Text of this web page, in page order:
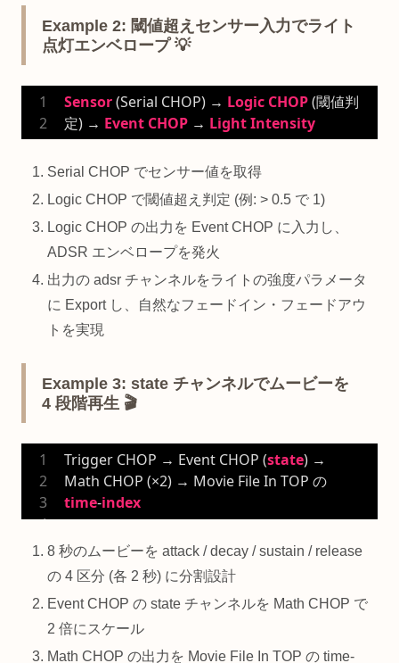
Example 2: 閾値超えセンサー入力でライト
点灯エンベロープ 💡
Sensor (Serial CHOP) → Logic CHOP (閾値判
定) → Event CHOP → LightIntensity
Serial CHOP でセンサー値を取得
Logic CHOP で閾値超え判定 (例: > 0.5 で 1)
Logic CHOP の出力を Event CHOP に入力し、
ADSR エンベロープを発火
出力の adsr チャンネルをライトの強度パラメータ
に Export し、自然なフェードイン・フェードアウ
トを実現
Example 3: state チャンネルでムービーを
4 段階再生 🎬
Trigger CHOP → Event CHOP (state) →
Math CHOP (×2
time-index
8 秒のムービーを attack / decay / sustain / release
の 4 区分 (各 2 秒) に分割設計
Event CHOP の state チャンネルを Math CHOP で
2 倍にスケール
Math CHOP の出力を Movie File In TOP の time-